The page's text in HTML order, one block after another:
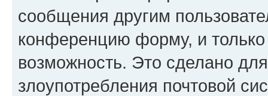
сообщения другим
конференцию форму, и
возможность. Это сделано
злоупотребления почтовой